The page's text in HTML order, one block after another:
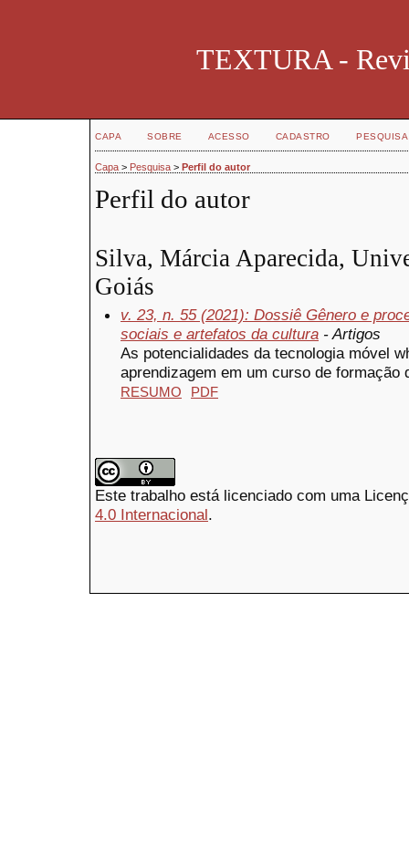
TEXTURA -
CAPA SOBRE ACESSO CADASTRO PESQUISA
Capa > Pesquisa > Perfil do autor
Perfil do autor
Silva, Márcia Aparecida,
Goiás
v. 23, n. 55 (2021): Dossiê Gênero e
sociais e artefatos da cultura - Artigos
As potencialidades da tecnologia móvel
aprendizagem em um curso de formação
RESUMO PDF
Este trabalho está licenciado com uma
4.0 Internacional.